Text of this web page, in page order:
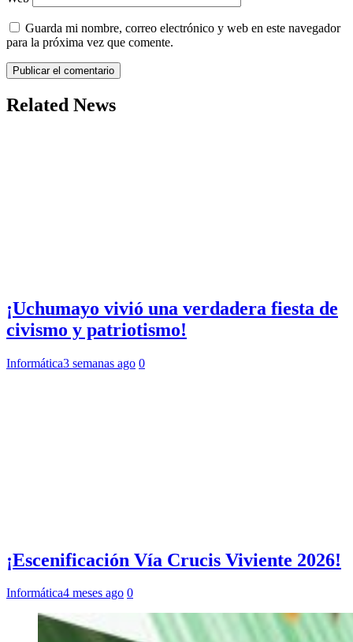
Guarda mi nombre, correo electrónico y web en este navegador
para la próxima vez que comente.
Related News
¡Uchumayo vivió una verdadera fiesta de
civismo y patriotismo!
Informática3 semanas ago 0
¡Escenificación Vía Crucis Viviente 2026!
Informática4 meses ago 0